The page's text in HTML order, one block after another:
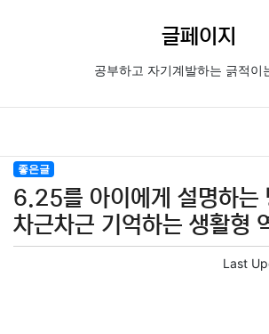
글페이지
공부하고 자기계발하는 긁적이
좋은글
6.25를 아이에게 설명하는
차근차근 기억하는 생활형
Last